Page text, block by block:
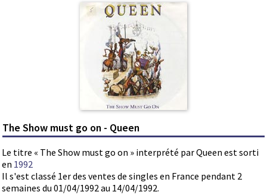
The Show must go on - Queen
Le titre « The Show must go on » interprété par Queen est sorti
en 1992
Il s'est classé 1er des ventes de singles en France pendant 2
semaines du 01/04/1992 au 14/04/1992.